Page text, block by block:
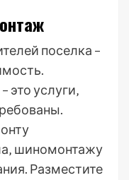
поселка –
услуги‚
шиномонтажу
Разместите